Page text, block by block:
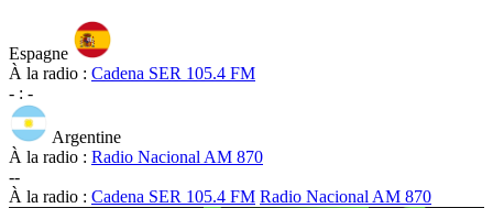
Espagne
À la radio : Cadena SER 105.4 FM
- : -
Argentine
À la radio : Radio Nacional AM 870
--
À la radio : Cadena SER 105.4 FM Radio Nacional AM 870